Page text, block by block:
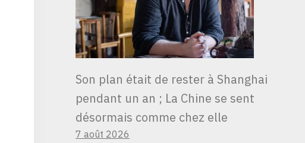
Son plan était de rester à Shanghai
pendant un an ; La Chine se sent
désormais comme chez elle
7 août 2026